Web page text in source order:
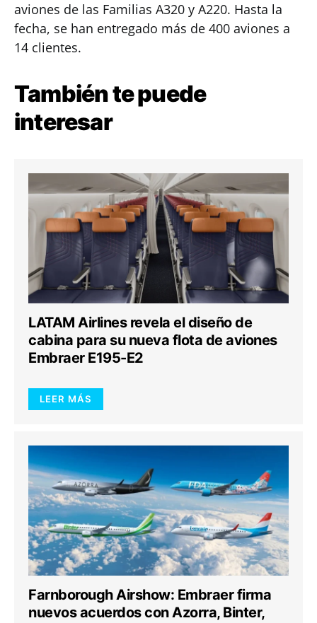
aviones de las Familias A320 y A220. Hasta la
fecha, se han entregado más de 400 aviones a
14 clientes.
También te puede
interesar
LATAM Airlines revela el diseño de
cabina para su nueva flota de aviones
Embraer E195-E2
LEER MÁS
Farnborough Airshow: Embraer firma
nuevos acuerdos con Azorra, Binter,